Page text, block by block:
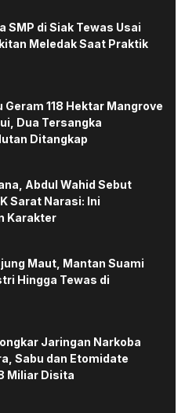
SMP di Siak Tewas Usai
Meledak Saat Praktik
Geram 118 Hektar Mangrove
Dua Tersangka
Ditangkap
Abdul Wahid Sebut
Sarat Narasi: Ini
Karakter
Maut, Mantan Suami
Hingga Tewas di
Jaringan Narkoba
Sabu dan Etomidate
Miliar Disita